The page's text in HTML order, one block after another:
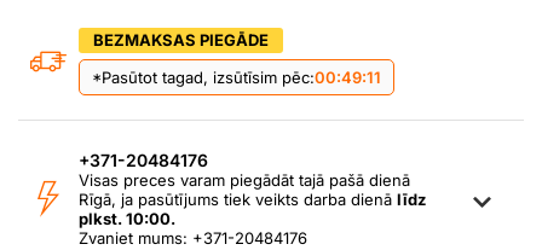
BEZMAKSAS PIEGĀDE
*Pasūtot tagad, izsūtīsim pēc:00:49:11
+371-20484176
Visas preces varam piegādāt tajā pašā dienā
Rīgā, ja pasūtījums tiek veikts darba dienā līdz
plkst. 10:00.
Zvaniet mums: +371-20484176